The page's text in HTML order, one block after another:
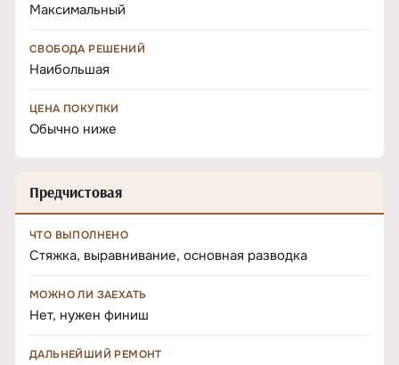
Максимальный
СВОБОДА РЕШЕНИЙ
Наибольшая
ЦЕНА ПОКУПКИ
Обычно ниже
Предчистовая
ЧТО ВЫПОЛНЕНО
Стяжка, выравнивание, основная разводка
МОЖНО ЛИ ЗАЕХАТЬ
Нет, нужен финиш
ДАЛЬНЕЙШИЙ РЕМОНТ